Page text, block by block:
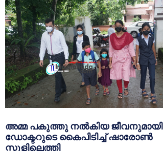
അമ്മ പകുത്തു നൽകിയ ജീവനുമായി
ഡോക്ടറുടെ കൈപിടിച്ച് ഷാരോൺ
സ്കൂളിലെത്തി